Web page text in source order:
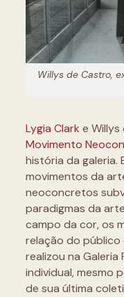
Willys de Castro,
Lygia Clark e
Movimento
história da galeria.
movimentos da
neoconcretos
paradigmas da
campo da cor, os
relação do público
realizou na Galeria
individual, mesmo
de sua última